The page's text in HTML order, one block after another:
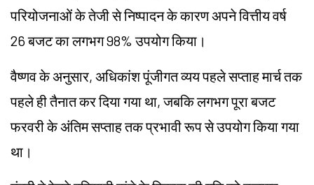
परियोजनाओं के तेजी से निष्पादन के कारण अपने वित्तीय वर्ष
26 बजट का लगभग 98% उपयोग किया।
वैष्णव के अनुसार, अधिकांश पूंजीगत व्यय पहले सप्ताह मार्च तक
पहले ही तैनात कर दिया गया था, जबकि लगभग पूरा बजट
फरवरी के अंतिम सप्ताह तक प्रभावी रूप से उपयोग किया गया
था।